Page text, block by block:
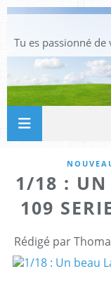
1/18 : UN
109
Rédigé par